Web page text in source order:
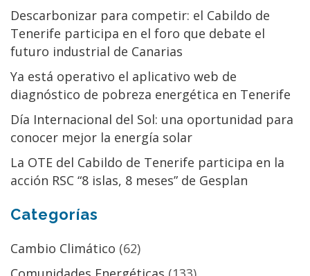
Descarbonizar para competir: el Cabildo de
Tenerife participa en el foro que debate el
futuro industrial de Canarias
Ya está operativo el aplicativo web de
diagnóstico de pobreza energética en Tenerife
Día Internacional del Sol: una oportunidad para
conocer mejor la energía solar
La OTE del Cabildo de Tenerife participa en la
acción RSC “8 islas, 8 meses” de Gesplan
Categorías
Cambio Climático (62)